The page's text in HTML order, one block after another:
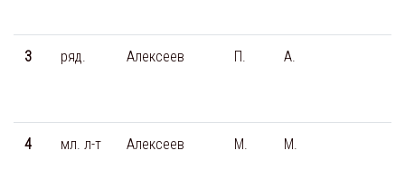
3 ряд. Алексеев П. А.
4 мл. л-т Алексеев М. М.